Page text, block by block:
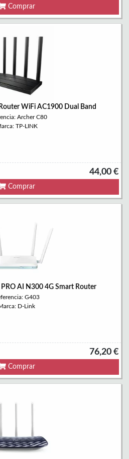
Comprar
WiFi AC1900 Dual Band
Archer C80
TP-LINK
44,00 €
Comprar
AI N300 4G Smart Router
G403
D-Link
76,20 €
Comprar